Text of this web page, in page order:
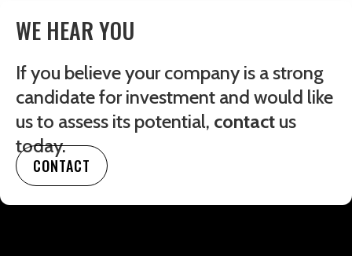
WE HEAR YOU
If you believe your company is a strong
candidate for investment and would like
us to assess its potential, contact us
today.
CONTACT